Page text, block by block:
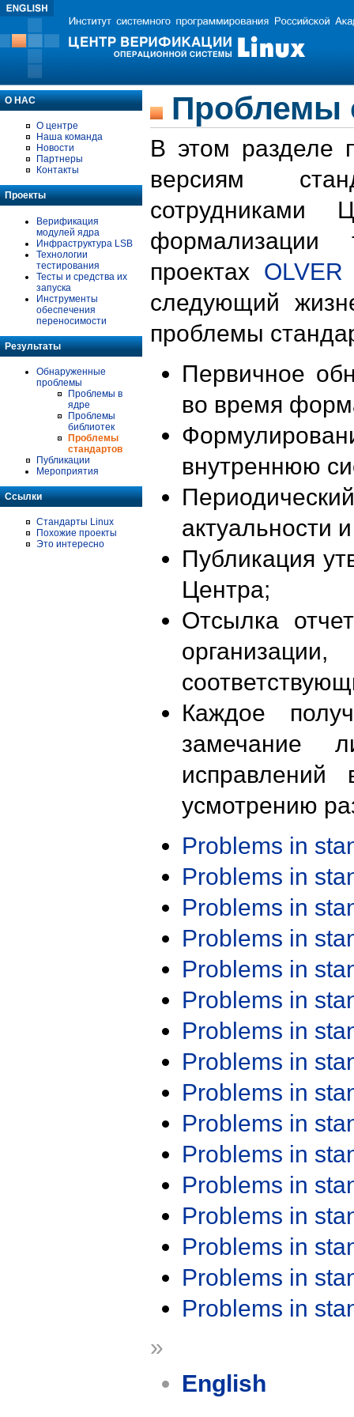
О НАС
О центре
Наша команда
Новости
Партнеры
Контакты
Проекты
Верификация
модулей ядра
Инфраструктура LSB
Технологии
тестирования
Тесты и средства их
запуска
Инструменты
обеспечения
переносимости
Результаты
Обнаруженные
проблемы
Проблемы в
ядре
Проблемы
библиотек
Проблемы
стандартов
Публикации
Мероприятия
Ссылки
Стандарты Linux
Похожие проекты
Это интересно
Проблемы
В этом разделе
версиям
формализации
проектах OLVER
следующий
проблемы
Первичное
во время
внутреннюю
актуальности
Публикация
Центра;
Отсылка
Каждое
замечание
исправлений
усмотрению
Problems in
Problems in
Problems in
Problems in
Problems in
Problems in
Problems in
Problems in
Problems in
Problems in
Problems in
Problems in
Problems in
Problems in
Problems in
Problems in
»
English